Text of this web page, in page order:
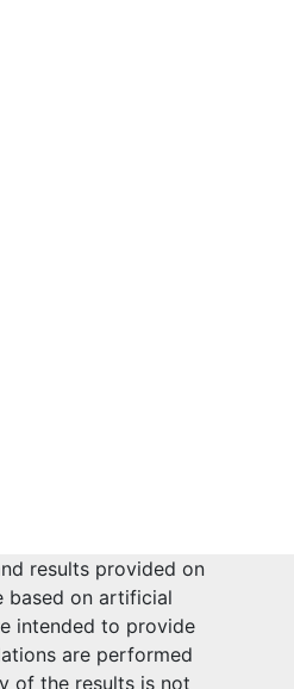
results provided on
based on artificial
intended to provide
are performed
of the results is not